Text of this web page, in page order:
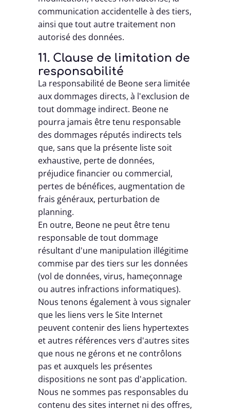
communication accidentelle à des tiers,
ainsi que tout autre traitement non
autorisé des données.
11. Clause de limitation de
responsabilité
La responsabilité de Beone sera limitée
aux dommages directs, à l'exclusion de
tout dommage indirect. Beone ne
pourra jamais être tenu responsable
des dommages réputés indirects tels
que, sans que la présente liste soit
exhaustive, perte de données,
préjudice financier ou commercial,
pertes de bénéfices, augmentation de
frais généraux, perturbation de
planning.
En outre, Beone ne peut être tenu
responsable de tout dommage
résultant d'une manipulation illégitime
commise par des tiers sur les données
(vol de données, virus, hameçonnage
ou autres infractions informatiques).
Nous tenons également à vous signaler
que les liens vers le Site Internet
peuvent contenir des liens hypertextes
et autres références vers d'autres sites
que nous ne gérons et ne contrôlons
pas et auxquels les présentes
dispositions ne sont pas d'application.
Nous ne sommes pas responsables du
contenu des sites internet ni des offres,